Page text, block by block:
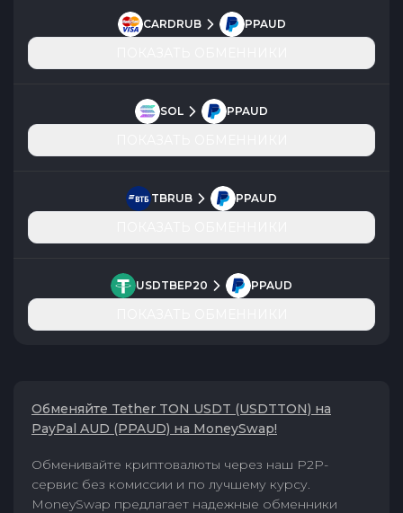
CARDRUB PPAUD
SOL PPAUD
TBRUB PPAUD
USDTBEP20 PPAUD
Обменяйте Tether TON USDT (USDTTON) на
PayPal AUD (PPAUD) на MoneySwap!
Обменивайте криптовалюты через наш P2P-
сервис без комиссии и по лучшему курсу.
MoneySwap предлагает надежные обменники